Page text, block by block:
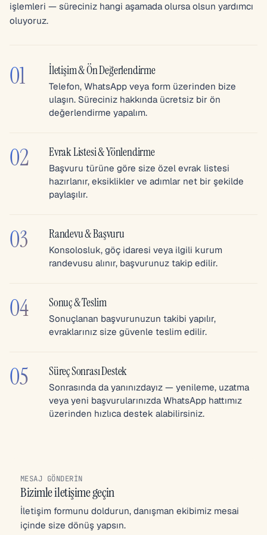
işlemleri — süreciniz hangi aşamada olursa olsun yardımcı
oluyoruz.
01 İletişim & Ön Değerlendirme
Telefon, WhatsApp veya form üzerinden bize
ulaşın. Süreciniz hakkında ücretsiz bir ön
değerlendirme yapalım.
02 Evrak Listesi & Yönlendirme
Başvuru türüne göre size özel evrak listesi
hazırlanır, eksiklikler ve adımlar net bir şekilde
paylaşılır.
03 Randevu & Başvuru
Konsolosluk, göç idaresi veya ilgili kurum
randevusu alınır, başvurunuz takip edilir.
04 Sonuç & Teslim
Sonuçlanan başvurunuzun takibi yapılır,
evraklarınız size güvenle teslim edilir.
05 Süreç Sonrası Destek
Sonrasında da yanınızdayız — yenileme, uzatma
veya yeni başvurularınızda WhatsApp hattımız
üzerinden hızlıca destek alabilirsiniz.
MESAJ GÖNDERIN
Bizimle iletişime geçin
İletişim formunu doldurun, danışman ekibimiz mesai
içinde size dönüş yapsın.